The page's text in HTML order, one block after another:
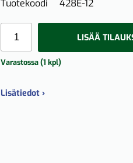
Tuotekoodi 428E-12
LISÄÄ
Varastossa (1 kpl)
Lisätiedot ›